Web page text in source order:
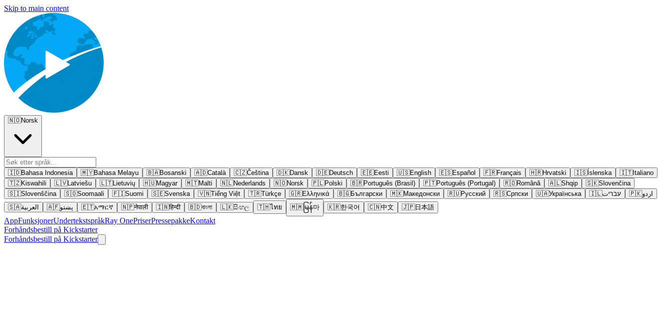
Skip to main content
🇳🇴Norsk
🇮🇩Bahasa Indonesia 🇲🇾Bahasa Melayu 🇧🇦Bosanski 🇦🇩Català 🇨🇿Čeština 🇩🇰Dansk 🇩🇪Deutsch 🇪🇪Eesti 🇺🇸English 🇪🇸Español 🇫🇷Français 🇭🇷Hrvatski 🇮🇸Íslenska 🇮🇹Italiano
🇹🇿Kiswahili 🇱🇻Latviešu 🇱🇹Lietuvių 🇭🇺Magyar 🇲🇹Malti 🇳🇱Nederlands 🇳🇴Norsk 🇵🇱Polski 🇧🇷Português (Brasil) 🇵🇹Português (Portugal) 🇷🇴Română 🇦🇱Shqip 🇸🇰Slovenčina
🇸🇮Slovenščina 🇸🇴Soomaali 🇫🇮Suomi 🇸🇪Svenska 🇻🇳Tiếng Việt 🇹🇷Türkçe 🇬🇷Ελληνικά 🇧🇬Български 🇲🇰Македонски 🇷🇺Русский 🇷🇸Српски 🇺🇦Українська 🇮🇱עבריت 🇵🇰اردو
🇸🇦العربية 🇦🇫پښتو 🇪🇹አማርኛ 🇳🇵नेपाली 🇮🇳हिन्दी 🇧🇩বাংলা 🇱🇰සිංහල 🇹🇭ไทย 🇲🇲မြန်마 🇰🇷한국어 🇨🇳中文 🇯🇵日本語
AppFunksjonerUndertekstspråkRay OnePriserPressepakkeKontakt
Forhåndsbestill på Kickstarter
Forhåndsbestill på Kickstarter